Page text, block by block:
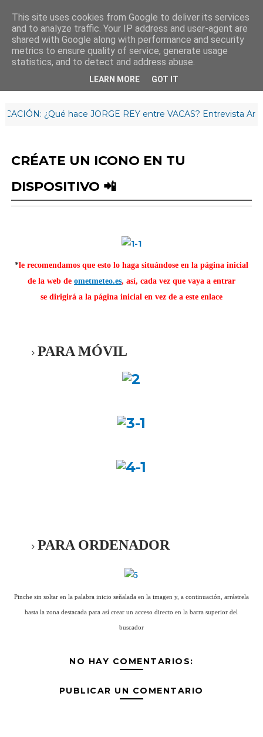
¡Buenas tardes!
17: 18: 35
¿Qué hace JORGE REY entre VACAS? Entrevista Arag-
CRÉATE UN ICONO EN TU
DISPOSITIVO 📲
*le recomendamos que esto lo haga situándose en la página inicial
de la web de ometmeteo.es, así, cada vez que vaya a entrar
se dirigiráa la página inicial en vez de a este enlace
PARA MÓVIL
PARA ORDENADOR
Pinche sin soltar en la palabra inicio señalada en la imagen y, a continuación, arrástrela
hasta la zona destacada para así crear un acceso directo en la barra superior del
buscador
NO HAY COMENTARIOS:
PUBLICAR UN COMENTARIO
This site uses cookies from Google to deliver its services
and to analyze traffic. Your IP address and user-agent are
shared with Google along with performance and security
metrics to ensure quality of service, generate usage
statistics, and to detect and address abuse.
LEARN MORE GOT IT